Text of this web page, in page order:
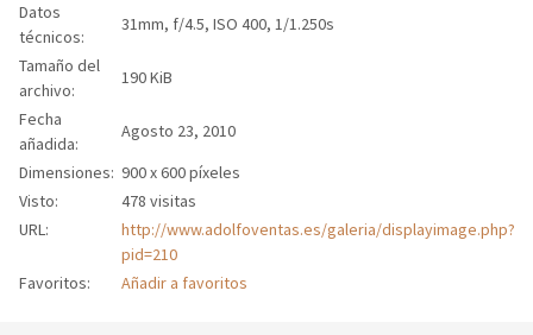
Datos
técnicos:
31mm, f/4.5, ISO 400, 1/1.250s
Tamaño del
archivo:
190 KiB
Fecha
añadida:
Agosto 23, 2010
Dimensiones: 900 x 600 píxeles
Visto:
478 visitas
URL:
http://www.adolfoventas.es/galeria/displayimage.php?
pid=210
Favoritos:
Añadir a favoritos